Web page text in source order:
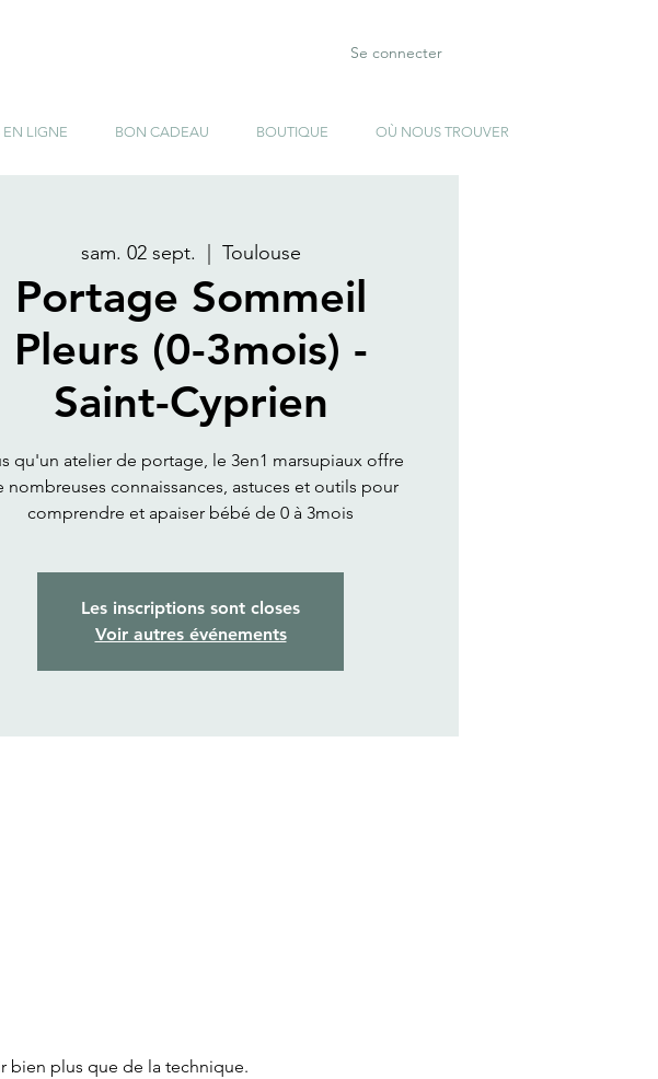
Se connecter
EN LIGNE BON CADEAU BOUTIQUE OÙ NOUS TROUVER
sam. 02 sept. Toulouse
Portage Sommeil
Pleurs (0-3mois) -
Saint-Cyprien
qu'un atelier de portage, le 3en1 marsupiaux offre
nombreuses connaissances, astuces et outils pour
comprendre et apaiser bébé de 0 à 3mois
Les inscriptions sont closes
Voir autres événements
bien plus que de la technique.